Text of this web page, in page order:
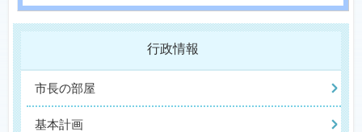
行政情報
市長の部屋
基本計画